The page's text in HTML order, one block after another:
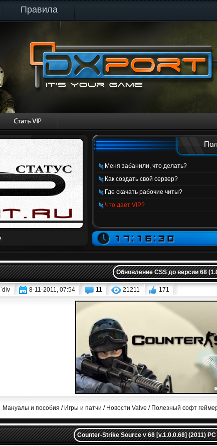
Правила
Меня забанили, что делать?
Как создать свой сервер?
Где скачать рабочие читы?
Что даёт VIP?
Обновление CSS до версии 68
`div 8-11-2011, 07:54 11 21211 171
Мануалы и пособия / Игры и патчи / Новости Valve / Полезный софт
Counter-Strike Source v 68 [v.1.0.0.68] (2011)